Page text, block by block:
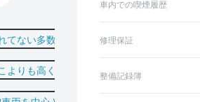
車内での喫煙履歴
修理保証
整備記録簿